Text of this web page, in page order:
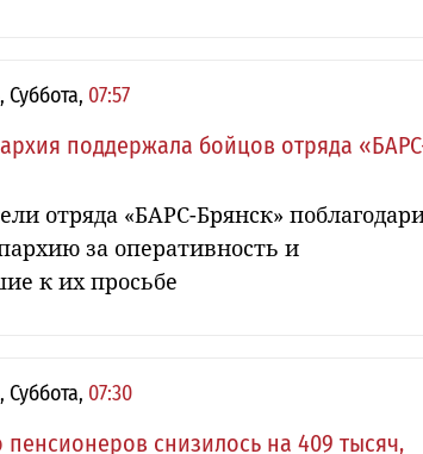
Суббота, 07:57
поддержала бойцов отряда
отряда «БАРС-Брянск»
за оперативность и
к их просьбе
Суббота, 07:30
пенсионеров снизилось на 409 тысяч,